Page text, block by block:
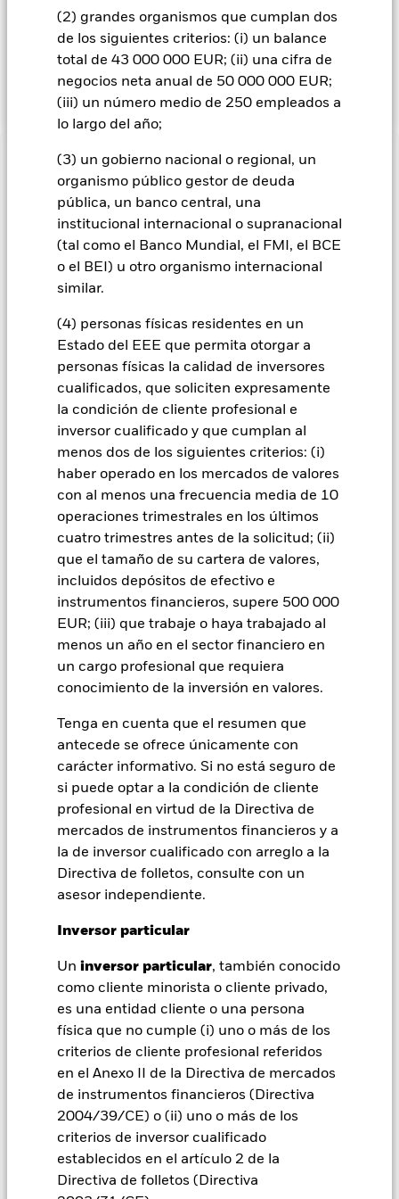
(2) grandes organismos que cumplan dos
de los siguientes criterios: (i) un balance
total de 43 000 000 EUR; (ii) una cifra de
negocios neta anual de 50 000 000 EUR;
(iii) un número medio de 250 empleados a
lo largo del año;
(3) un gobierno nacional o regional, un
organismo público gestor de deuda
pública, un banco central, una
institucional internacional o supranacional
(tal como el Banco Mundial, el FMI, el BCE
o el BEI) u otro organismo internacional
similar.
(4) personas físicas residentes en un
Estado del EEE que permita otorgar a
personas físicas la calidad de inversores
cualificados, que soliciten expresamente
la condición de cliente profesional e
inversor cualificado y que cumplan al
menos dos de los siguientes criterios: (i)
haber operado en los mercados de valores
con al menos una frecuencia media de 10
operaciones trimestrales en los últimos
cuatro trimestres antes de la solicitud; (ii)
que el tamaño de su cartera de valores,
incluidos depósitos de efectivo e
instrumentos financieros, supere 500 000
EUR; (iii) que trabaje o haya trabajado al
menos un año en el sector financiero en
un cargo profesional que requiera
conocimiento de la inversión en valores.
Tenga en cuenta que el resumen que
antecede se ofrece únicamente con
carácter informativo. Si no está seguro de
si puede optar a la condición de cliente
profesional en virtud de la Directiva de
mercados de instrumentos financieros y a
la de inversor cualificado con arreglo a la
Directiva de folletos, consulte con un
asesor independiente.
Inversor particular
Un inversor particular, también conocido
como cliente minorista o cliente privado,
es una entidad cliente o una persona
física que no cumple (i) uno o más de los
criterios de cliente profesional referidos
en el Anexo II de la Directiva de mercados
de instrumentos financieros (Directiva
2004/39/CE) o (ii) uno o más de los
criterios de inversor cualificado
establecidos en el artículo 2 de la
Directiva de folletos (Directiva
Fondo. Los activos totales del Fondo se invertirán de acuerdo
folleto. Para obtener más información sobre las
características ESG, consulte el folleto y visite el sitio web de
BlackRock: https://www.blackrock.com/baselinescreens.
INFORMACIÓN IMPORTANTE: Capital en Riesgo.
de las inversiones y los ingresos derivados de ellas pueden
subir o bajar, y no están garantizados. Es posible que los
inversores no recuperen la cantidad invertida originalmente.
Los cambios en los tipos de interés, el riesgo de crédito y/o los
incumplimientos de los emisores tendrán un impacto
significativo en el comportamiento de los títulos de renta fija.
Inversión” pueden ser más sensibles a estos riesgos que los
valores de renta fija con mejor calificación. Las rebajas de la
incrementar el nivel de riesgo. Los mercados emergentes
suelen ser más sensibles a las condiciones económicas y
políticas que los mercados desarrollados. Entre otros factores
se encuentra un mayor «riesgo de liquidez», mayores
restricciones a la inversión o transmisión de activos,
al Fondo, y también riesgos relacionados con la
sostenibilidad. Los derivados pueden ser muy sensibles a las
variaciones del valor del activo en que se basan y pueden
aumentar el volumen de las pérdidas y ganancias,
provocando mayores oscilaciones en el valor del Fondo. El
derivados se utilizan de forma generalizada o compleja. El
Fondo pretende excluir a las empresas que participen en
determinadas actividades incompatibles con los criterios
ESG. Por consiguiente, los inversores deberán realizar una
evaluación ética personal del filtro ESG del Fondo antes de
al valor de las inversiones del Fondo si se compara con un
Todas las clases de acciones con cobertura de divisas de este
fondo utilizan derivados para cubrir el riesgo de divisas. El
uso de derivados para una clase de acciones podría conllevar
un posible riesgo de contagio (también denominado «spill-
over») a otras clases de acciones del fondo. La sociedad
gestora del fondo se asegurará de que se dispone de los
procedimientos adecuados para minimizar el riesgo de
contagio a otras clases de acciones. En el menú desplegable
que figura justo debajo del nombre del fondo, podrá ver un
listado de todas las clases de acciones del fondo: las clases de
palabra «Hedged» en su nombre. Además, el listado
divisas está disponible mediante solicitud a la sociedad
gestora del fondo.
En la medida en que el Fondo opere en préstamos de valores
para reducir los gastos, el propio Fondo percibirá el 62,5% de
los ingresos asociadas que se generen, y el 37,5% restante se
recibirá por BlackRock en calidad de agente de préstamo de
valores. Debido a que el reparto de los ingresos por préstamos
de valores no incrementa los costes de funcionamiento del
Fondo, esto ha quedado excluido de los gastos corrientes.